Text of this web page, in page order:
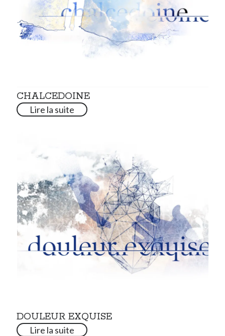
CHALCEDOINE
Lire la suite
DOULEUR EXQUISE
Lire la suite